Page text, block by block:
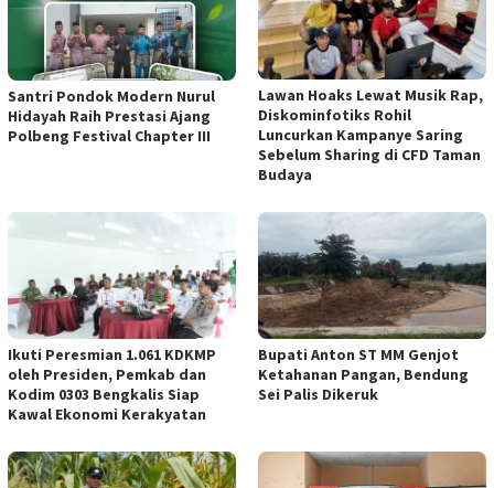
Santri Pondok Modern Nurul
Hidayah Raih Prestasi Ajang
Polbeng Festival Chapter III
Lawan Hoaks Lewat Musik Rap,
Diskominfotiks Rohil
Luncurkan Kampanye Saring
Sebelum Sharing di CFD Taman
Budaya
Ikuti Peresmian 1.061 KDKMP
oleh Presiden, Pemkab dan
Kodim 0303 Bengkalis Siap
Kawal Ekonomi Kerakyatan
Bupati Anton ST MM Genjot
Ketahanan Pangan, Bendung
Sei Palis Dikeruk